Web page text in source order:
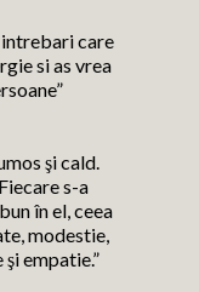
care
si as vrea
şi cald.
s-a
în el, ceea
modestie,
empatie.”